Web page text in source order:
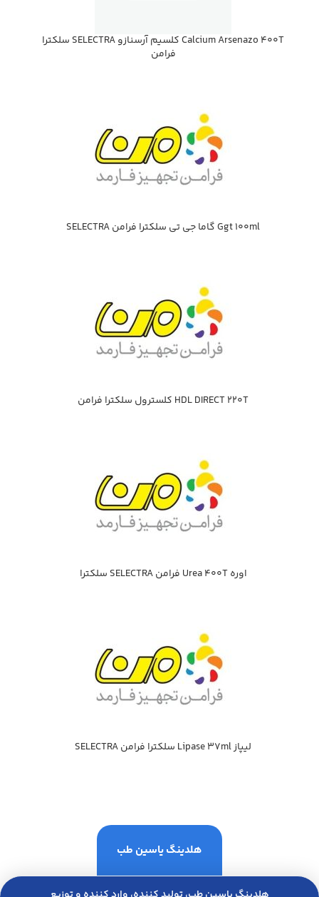
Calcium Arsenazo 400T كلسيم آرسنازو SELECTRA سلكترا
فرامن
Ggt 100ml گاما جي تي سلكترا فرامن SELECTRA
HDL DIRECT 220T كلسترول سلكترا فرامن
اوره Urea 400T فرامن SELECTRA سلكترا
ليپاز Lipase 37ml سلكترا فرامن SELECTRA
هلدینگ یاسین طب